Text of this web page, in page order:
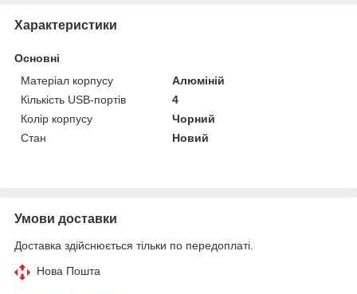
Характеристики
Основні
Матеріал корпусу
Алюміній
Кількість USB-портів
4
Колір корпусу
Чорний
Стан
Новий
Умови доставки
Доставка здійснюється тільки по передоплаті.
Нова Пошта